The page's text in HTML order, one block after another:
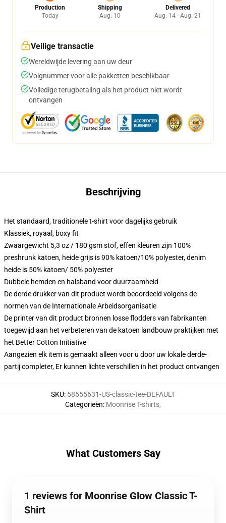
Production
Today
Shipping
Aug. 10
Delivered
Aug. 14 - Aug. 21
Veilige transactie
Wereldwijde levering aan uw deur
Volgnummer voor alle pakketten beschikbaar
Volledige terugbetaling als het product niet wordt
ontvangen
Beschrijving
Het standaard, traditionele t-shirt voor dagelijks gebruik
Klassiek, royaal, boxy fit
Zwaargewicht 5,3 oz / 180 gsm stof, effen kleuren zijn 100%
preshrunk katoen, heide grijs is 90% katoen/10% polyester, denim
heide is 50% katoen/ 50% polyester
Dubbele hemden en halsband voor duurzaamheid
De derde drukker van dit product wordt beoordeeld volgens de
normen van de Internationale Arbeidsorganisatie
De printer van dit product bronnen losse flodders van fabrikanten
toegewijd aan het verbeteren van de katoen landbouw praktijken met
het Better Cotton Initiative
Aangezien elk item is gemaakt alleen voor u door uw lokale derde-
partij completer, Er kunnen lichte verschillen in het product ontvangen
SKU: 58555631-US-classic-tee-DEFAULT
Categorieën: Moonrise T-shirts,
What Customers Say
1 reviews for Moonrise Glow Classic T-
Shirt